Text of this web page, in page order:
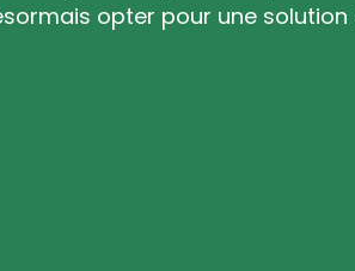
opter pour une solution